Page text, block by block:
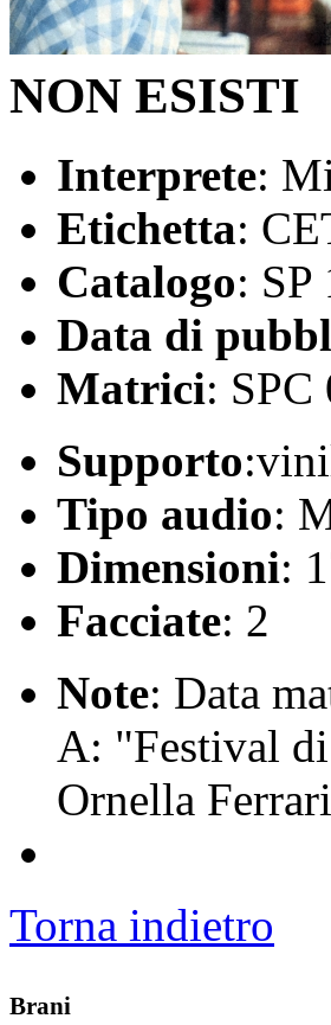
NON ESISTI
Interprete:
Etichetta:
Catalogo: SP
Data di
Matrici: SPC
Supporto
Tipo audio:
Dimensioni:
Facciate: 2
Note: Data
A: "Festival
Ornella
Torna indietro
Brani